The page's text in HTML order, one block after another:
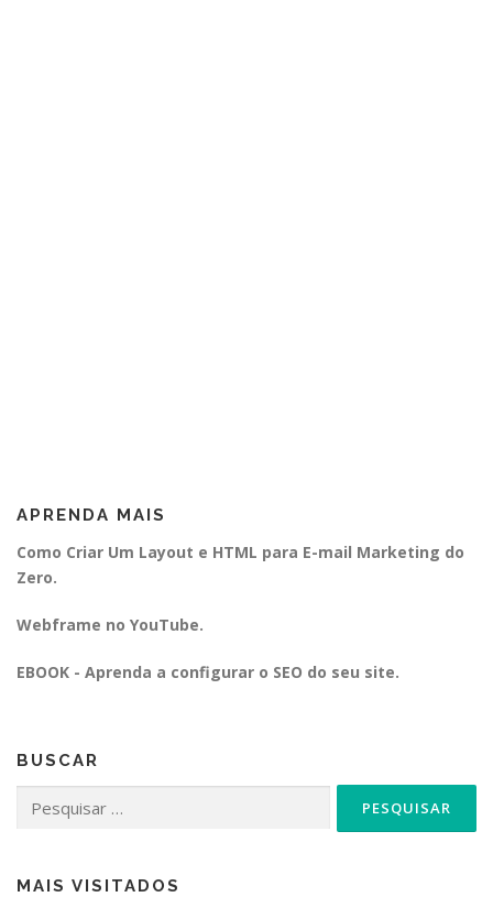
APRENDA MAIS
Como Criar Um Layout e HTML para E-mail Marketing do
Zero.
Webframe no YouTube.
EBOOK - Aprenda a configurar o SEO do seu site.
BUSCAR
por:
MAIS VISITADOS